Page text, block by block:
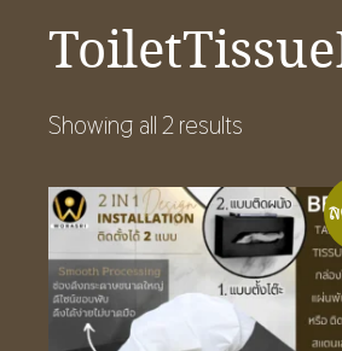
Showing all 2 results